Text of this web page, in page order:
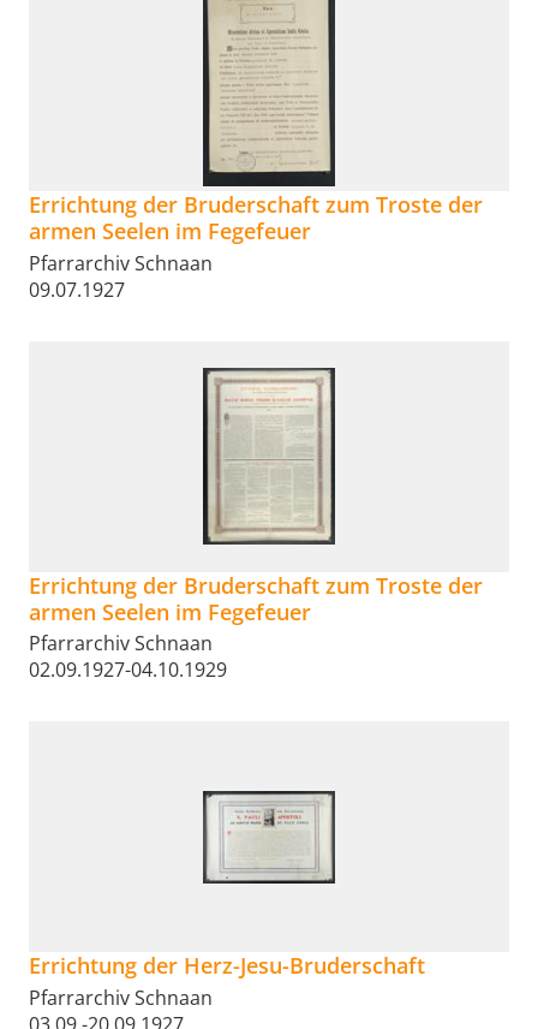
Errichtung der Bruderschaft zum Troste der
armen Seelen im Fegefeuer
Pfarrarchiv Schnaan
09.07.1927
Errichtung der Bruderschaft zum Troste der
armen Seelen im Fegefeuer
Pfarrarchiv Schnaan
02.09.1927-04.10.1929
Errichtung der Herz-Jesu-Bruderschaft
Pfarrarchiv Schnaan